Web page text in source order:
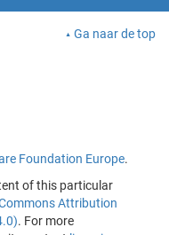
Ga naar de top
Foundation Europe.
of this particular
Attribution
. For more